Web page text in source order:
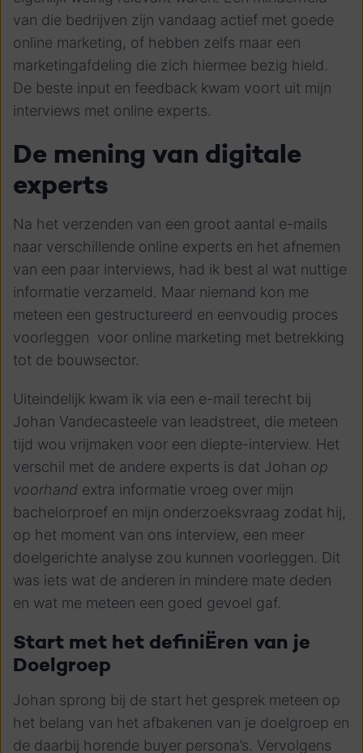
van die bedrijven zijn vandaag actief met goede
online marketing, of hebben zelfs maar een
marketingafdeling die zich hiermee bezig hield.
De beste input en feedback kwam voort uit mijn
interviews met online experts.
De mening van digitale
experts
Na het verzenden van een groot aantal e-mails
naar verschillende online experts en het afnemen
van een paar interviews, had ik best al wat nuttige
informatie verzameld. Maar niemand kon me
meteen een gestructureerd en eenvoudig proces
voorleggen voor online marketing met betrekking
tot de bouwsector.
Uiteindelijk kwam ik via een e-mail terecht bij
Johan Vandecasteele van leadstreet, die meteen
tijd wou vrijmaken voor een diepte-interview. Het
verschil met de andere experts is dat Johan op
voorhand extra informatie vroeg over mijn
bachelorproef en mijn onderzoeksvraag zodat hij,
op het moment van ons interview, een meer
doelgerichte analyse zou kunnen voorleggen. Dit
was iets wat de anderen in mindere mate deden
en wat me meteen een goed gevoel gaf.
Start met het definiËren van je
Doelgroep
Johan sprong bij de start het gesprek meteen op
het belang van het afbakenen van je doelgroep en
de daarbij horende buyer persona’s. Vervolgens